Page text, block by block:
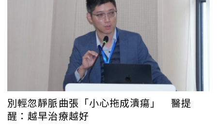
別輕忽靜脈曲張「小心拖成潰瘍」 醫提
醒：越早治療越好